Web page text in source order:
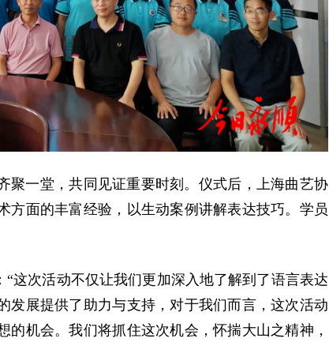
聚一堂，共同见证重要时刻。仪式后，上海曲艺协
方面的丰富经验，以生动案例讲解表达技巧。学员
这次活动不仅让我们更加深入地了解到了语言表达
发展提供了助力与支持，对于我们而言，这次活动
机会。我们将抓住这次机会，怀揣大山之精神，